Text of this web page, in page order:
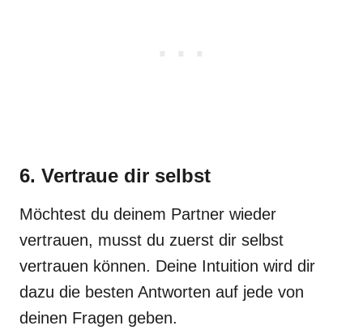
6. Vertraue dir selbst
Möchtest du deinem Partner wieder
vertrauen, musst du zuerst dir selbst
vertrauen können. Deine Intuition wird dir
dazu die besten Antworten auf jede von
deinen Fragen geben.